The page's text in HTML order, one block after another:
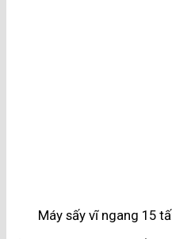
Máy sấy vĩ ngang 15